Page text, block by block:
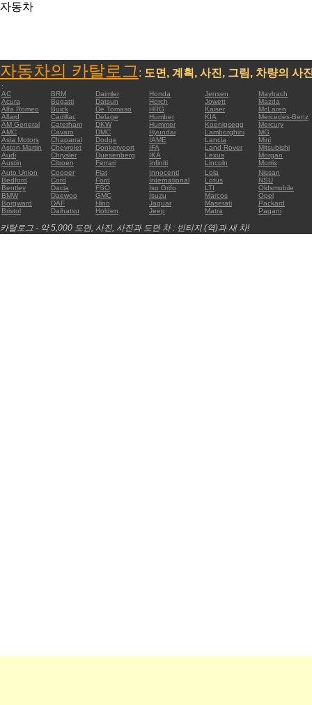
자동차
자동차의 카탈로그: 도면, 계획, 사진, 그림, 차량의 사
:
AC
BRM Daimler Honda Jensen
Maybach
Acura
Bugatti Datsun Horch Jowett
Mazda
Alfa Romeo
Buick De Tomaso HRG Kaiser
McLaren
Allard
Cadillac Delage Humber KIA
Mercedes-Benz
AM General
Caterham DKW Hummer Koenigsegg
Mercury
AMC
Cavaro DMC Hyundai Lamborghini
MG
Asia Motors
Chaparral Dodge IAME Lancia
Mini
Aston Martin
Chevrolet Donkervoort IFA Land Rover
Mitsubishi
Audi
Chrysler Duesenberg IKA Lexus
Morgan
Austin
Citroen Ferrari Infiniti Lincoln
Morris
Auto Union
Cooper Fiat Innocenti Lola
Nissan
Bedford
Cord Ford International Lotus
NSU
Bentley
Dacia FSO Iso Grifo LTI
Oldsmobile
BMW
Daewoo GMC Isuzu Marcos
Opel
Borgward
DAF Hino Jaguar Maserati
Packard
Bristol
Daihatsu Holden Jeep Matra Pagani
카탈로그 - 약 5,000 도면, 사진, 사진과 도면 차 : 빈티지 (역)과 새 차!